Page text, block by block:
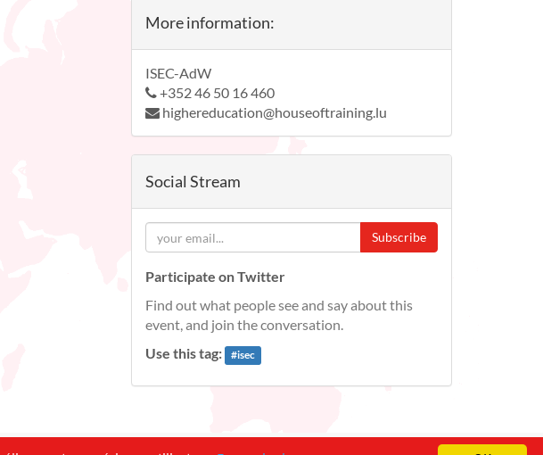
More information:
ISEC-AdW
+352 46 50 16 460
highereducation@houseoftraining.lu
Social Stream
Subscribe
Participate on Twitter
Find out what people see and say about this
event, and join the conversation.
Use this tag:
#isec